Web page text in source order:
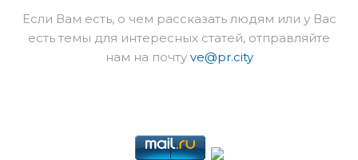
Если Вам есть, о чем рассказать людям или у Вас
есть темы для интересных статей, отправляйте
нам на почту ve@pr.city